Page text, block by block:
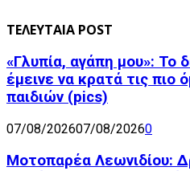
ΤΕΛΕΥΤΑΙΑ POST
«Γλυπία, αγάπη μου»: Το
έμεινε να κρατά τις
παιδιών (pics)
07/08/202607/08/20260
Μοτοπαρέα Λεωνιδίου: